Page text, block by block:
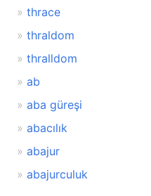
thrace
thraldom
thralldom
ab
aba güreşi
abacılık
abajur
abajurculuk